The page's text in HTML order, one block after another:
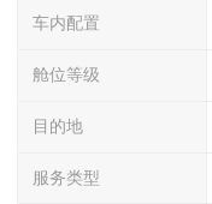
车内配置
舱位等级
目的地
服务类型